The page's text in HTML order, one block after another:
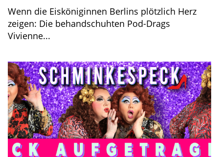
Wenn die Eisköniginnen Berlins plötzlich Herz
zeigen: Die behandschuhten Pod-Drags
Vivienne...